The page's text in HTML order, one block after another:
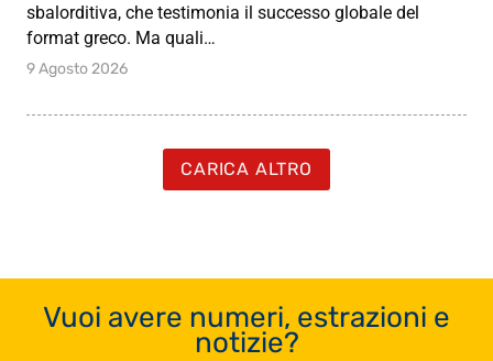
sbalorditiva, che testimonia il successo globale del
format greco. Ma quali…
9 Agosto 2026
CARICA ALTRO
Vuoi avere numeri, estrazioni e
notizie?